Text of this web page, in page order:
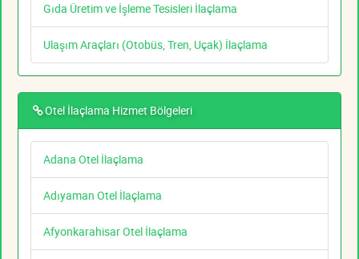
Gıda Üretim ve İşleme Tesisleri İlaçlama
Ulaşım Araçları (Otobüs, Tren, Uçak) İlaçlama
Otel İlaçlama Hizmet Bölgeleri
Adana Otel İlaçlama
Adıyaman Otel İlaçlama
Afyonkarahisar Otel İlaçlama